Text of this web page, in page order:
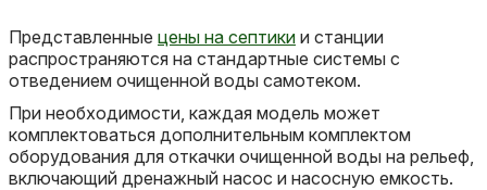
Представленные цены на септики и станции
распространяются на стандартные системы с
отведением очищенной воды самотеком.
При необходимости, каждая модель может
комплектоваться дополнительным комплектом
оборудования для откачки очищенной воды на рельеф,
включающий дренажный насос и насосную емкость.